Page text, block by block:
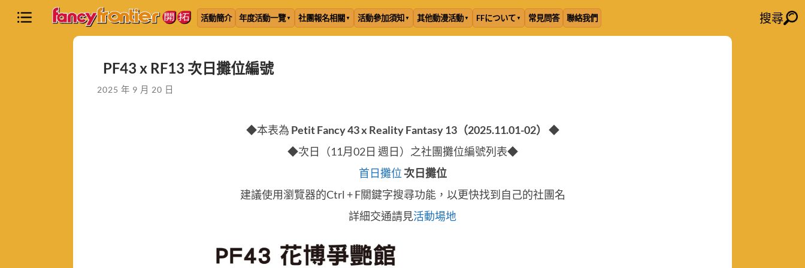
活動簡介 年度活動一覽 社團報名相關 活動參加須知 其他動漫活動 FFについて 常見問答 聯絡我們 搜尋
PF43 x RF13 次日攤位編號
2025 年 9 月 20 日
◆本表為 Petit Fancy 43 x Reality Fantasy 13（2025.11.01-02）
◆
◆次日（11月02日 週日）之社團攤位編號列表◆
首日攤位 次日攤位
建議使用瀏覽器的Ctrl + F關鍵字搜尋功能，以更快找到自己的社團名
詳細交通請見活動場地